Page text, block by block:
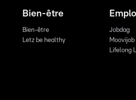
Bien-être
Bien-être
Letz be healthy
Jobdag
Moovijob
Lifelong